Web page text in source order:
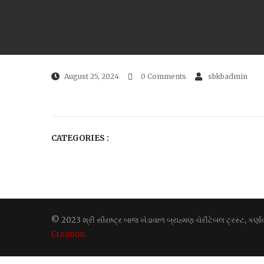
August 25, 2024 0 Comments sbkbadmin
CATEGORIES :
© 2023 શ્રી સૌરાષ્ટ્ર બાજ ખેડાવાળ બ્રાહ્મણ ચેરીટેબલ ટ્રસ્ટ,
Creation